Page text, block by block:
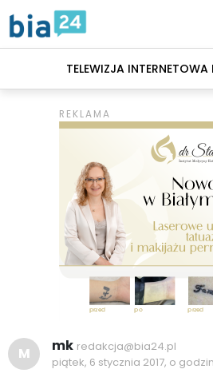
TELEWIZJA
M mk redakcja@bia24.pl
piątek, 6 stycznia 2017, o